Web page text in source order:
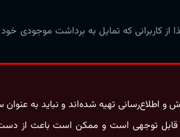
از کاربرانی که تمایل به برداشت موجودی
اطلاع‌رسانی تهیه شده‌اند و نباید به‌ عنوان
قابل‌ توجهی است و ممکن است باعث از